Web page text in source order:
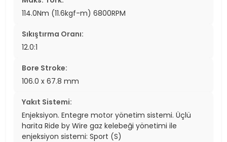
114.0Nm (11.6kgf-m) 6800RPM
Sıkıştırma Oranı:
12.0:1
Bore Stroke:
106.0 x 67.8 mm
Yakıt Sistemi:
Enjeksiyon. Entegre motor yönetim sistemi. Üçlü
harita Ride by Wire gaz kelebeği yönetimi ile
enjeksiyon sistemi: Sport (S)